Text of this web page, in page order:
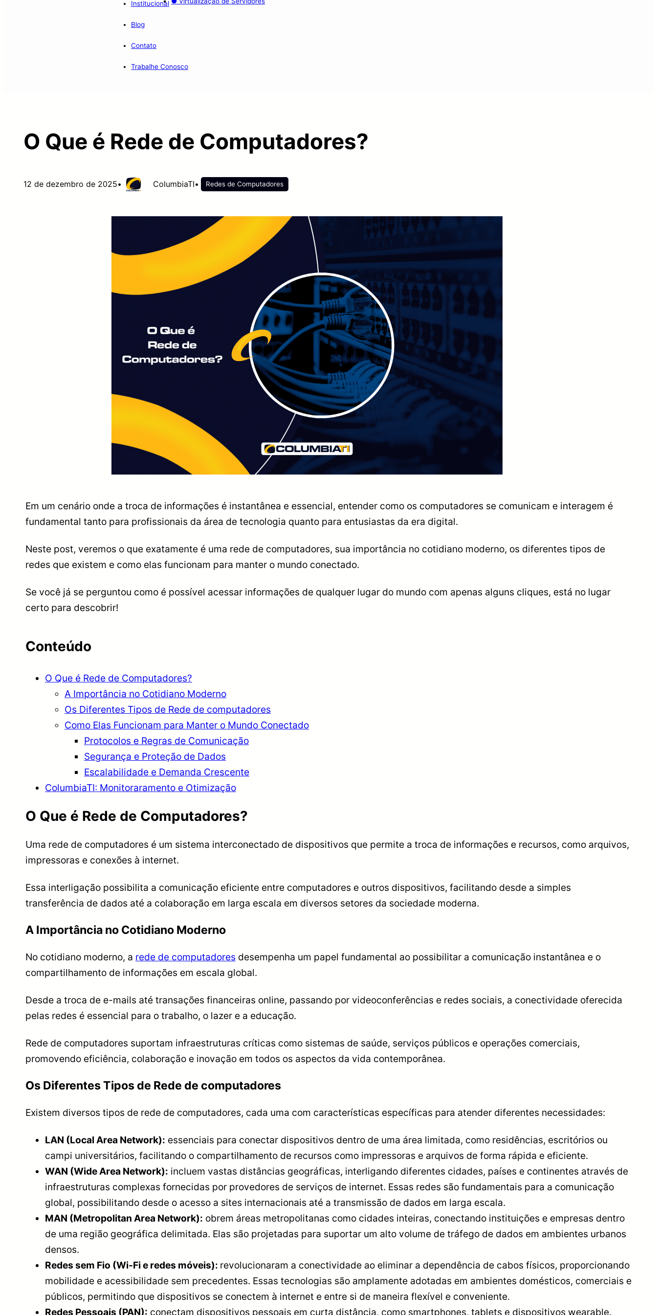
Institucional
Blog
Contato
Trabalhe Conosco
O Que é Rede de Computadores?
12 de dezembro de 2025• ColumbiaTI• Redes de Computadores
Em um cenário onde a troca de informações é instantânea e essencial, entender como os computadores se comunicam e interagem é
fundamental tanto para profissionais da área de tecnologia quanto para entusiastas da era digital.
Neste post, veremos o que exatamente é uma rede de computadores, sua importância no cotidiano moderno, os diferentes tipos de
redes que existem e como elas funcionam para manter o mundo conectado.
Se você já se perguntou como é possível acessar informações de qualquer lugar do mundo com apenas alguns cliques, está no lugar
certo para descobrir!
Conteúdo
O Que é Rede de Computadores?
A Importância no Cotidiano Moderno
Os Diferentes Tipos de Rede de computadores
Como Elas Funcionam para Manter o Mundo Conectado
Protocolos e Regras de Comunicação
Segurança e Proteção de Dados
Escalabilidade e Demanda Crescente
ColumbiaTI: Monitoraramento e Otimização
O Que é Rede de Computadores?
Uma rede de computadores é um sistema interconectado de dispositivos que permite a troca de informações e recursos, como arquivos,
impressoras e conexões à internet.
Essa interligação possibilita a comunicação eficiente entre computadores e outros dispositivos, facilitando desde a simples
transferência de dados até a colaboração em larga escala em diversos setores da sociedade moderna.
A Importância no Cotidiano Moderno
No cotidiano moderno, a rede de computadores desempenha um papel fundamental ao possibilitar a comunicação instantânea e o
compartilhamento de informações em escala global.
Desde a troca de e-mails até transações financeiras online, passando por videoconferências e redes sociais, a conectividade oferecida
pelas redes é essencial para o trabalho, o lazer e a educação.
Rede de computadores suportam infraestruturas críticas como sistemas de saúde, serviços públicos e operações comerciais,
promovendo eficiência, colaboração e inovação em todos os aspectos da vida contemporânea.
Os Diferentes Tipos de Rede de computadores
Existem diversos tipos de rede de computadores, cada uma com características específicas para atender diferentes necessidades:
LAN (Local Area Network): essenciais para conectar dispositivos dentro de uma área limitada, como residências, escritórios ou
campi universitários, facilitando o compartilhamento de recursos como impressoras e arquivos de forma rápida e eficiente.
WAN (Wide Area Network): incluem vastas distâncias geográficas, interligando diferentes cidades, países e continentes através de
infraestruturas complexas fornecidas por provedores de serviços de internet. Essas redes são fundamentais para a comunicação
global, possibilitando desde o acesso a sites internacionais até a transmissão de dados em larga escala.
MAN (Metropolitan Area Network): obrem áreas metropolitanas como cidades inteiras, conectando instituições e empresas dentro
de uma região geográfica delimitada. Elas são projetadas para suportar um alto volume de tráfego de dados em ambientes urbanos
densos.
Redes sem Fio (Wi-Fi e redes móveis): revolucionaram a conectividade ao eliminar a dependência de cabos físicos, proporcionando
mobilidade e acessibilidade sem precedentes. Essas tecnologias são amplamente adotadas em ambientes domésticos, comerciais e
públicos, permitindo que dispositivos se conectem à internet e entre si de maneira flexível e conveniente.
Redes Pessoais (PAN): conectam dispositivos pessoais em curta distância, como smartphones, tablets e dispositivos wearable.